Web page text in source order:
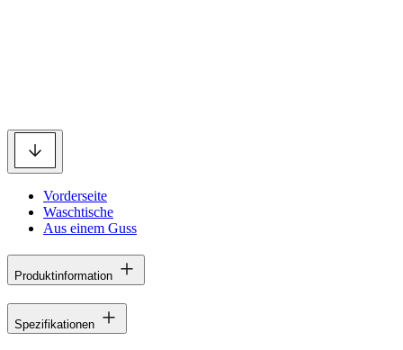
Vorderseite
Waschtische
Aus einem Guss
Produktinformation
Spezifikationen